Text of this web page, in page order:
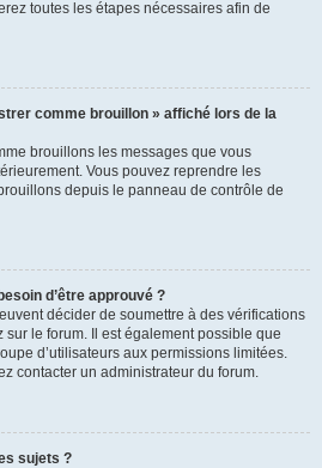
toutes les étapes nécessaires afin de
comme brouillon » affiché lors de la
brouillons les messages que vous
Vous pouvez reprendre les
depuis le panneau de contrôle de
d’être approuvé ?
décider de soumettre à des vérifications
sur le forum. Il est également possible que
d’utilisateurs aux permissions limitées.
contacter un administrateur du forum.
sujets ?